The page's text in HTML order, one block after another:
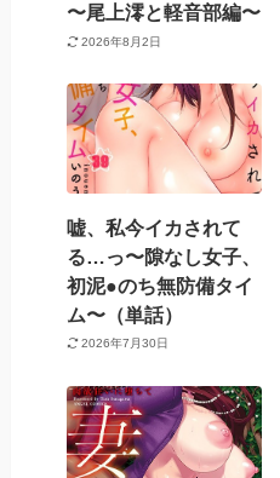
〜尾上澪と軽音部編〜
2026年8月2日
嘘、私今イカされて
る…っ〜隙なし女子、
初泥●のち無防備タイ
ム〜（単話）
2026年7月30日